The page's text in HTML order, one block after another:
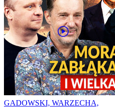
GADOWSKI, WARZECHA,